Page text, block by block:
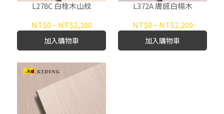
L278C 白栓木山紋
NT$0~NT$2,200
加入購物車
L372A 膚感白楊木
NT$0~NT$2,200
加入購物車